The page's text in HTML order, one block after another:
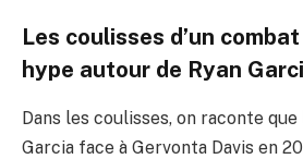
Les coulisses d’un
hype autour de Ryan
Dans les coulisses, on raconte
Garcia face à Gervonta Davis en